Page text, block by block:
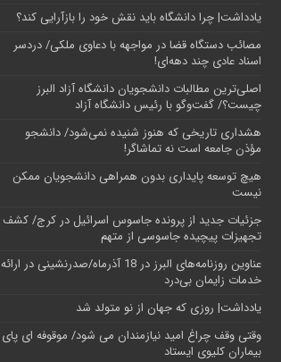
یادداشت| چرا دانشگاه باید نقش خود را بازآرایی کند؟
مصائب دستگاه قضا در مواجهه با دعاوی ملکی/ دردسر
اسناد عادی چند‌ دهه‌ای!
اصلی‌ترین مطالبات دانشجویان دانشگاه آزاد البرز
چیست؟/ گفت‌وگو با رئیس دانشگاه آز‌اد
هشداری تاریخی که هنوز شنیده نمی‌شود/ دانشجو
مؤذن جامعه است نه تماشاگر!
هیچ توسعه پایداری بدون همراهی دانشجویان ممکن
نیست
جزئیات جدید از پرونده جاسوس اسرائیل در کرج/‌ کشف
تجهیزات پیچیده جاسوسی از متهم
عناوین روزنامه‌های البرز در ‌18 آذرماه/صدرنشینی در ارائه
خدمات زایمان بی‌درد
یادداشت| روزی که جهان از نو متولد شد
وقتی وقف چراغ امید نیازمندان می شود/ موقوفه ای پای
بیماران کلیوی ایستاد